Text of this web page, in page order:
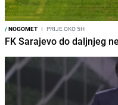
/NOGOMET I PRIJE OKO 5H
FK Sarajevo do daljnjeg